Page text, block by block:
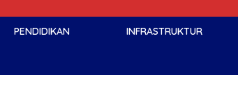
PENDIDIKAN INFRASTRUKTUR